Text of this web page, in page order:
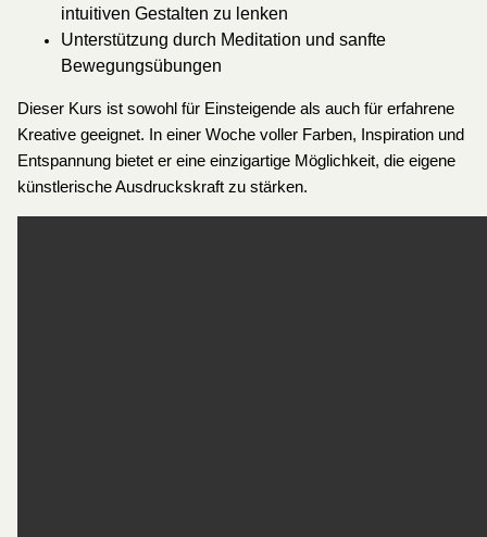
intuitiven Gestalten zu lenken
Unterstützung durch Meditation und sanfte
Bewegungsübungen
Dieser Kurs ist sowohl für Einsteigende als auch für erfahrene
Kreative geeignet. In einer Woche voller Farben, Inspiration und
Entspannung bietet er eine einzigartige Möglichkeit, die eigene
künstlerische Ausdruckskraft zu stärken.